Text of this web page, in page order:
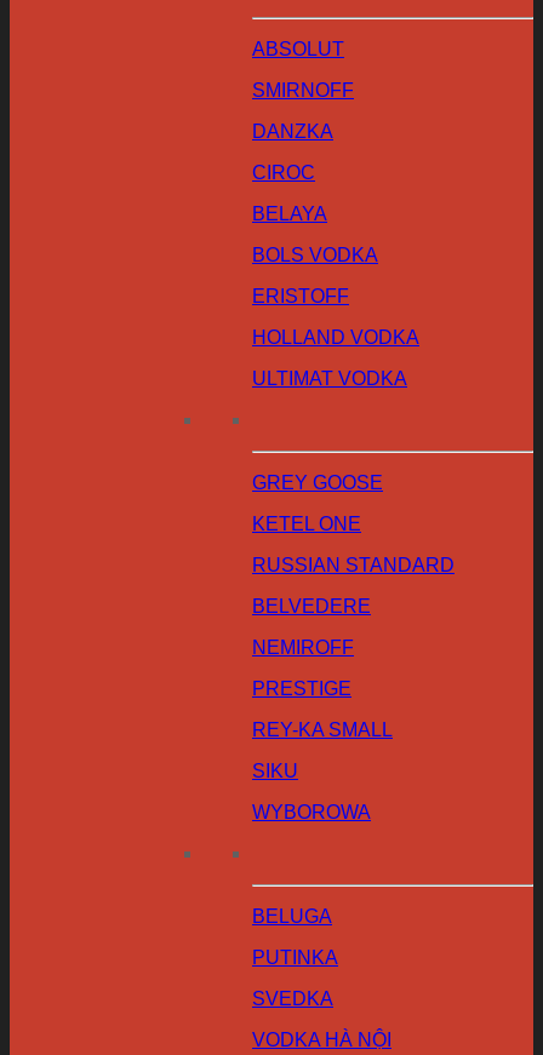
ABSOLUT
SMIRNOFF
DANZKA
CIROC
BELAYA
BOLS VODKA
ERISTOFF
HOLLAND VODKA
ULTIMAT VODKA
GREY GOOSE
KETEL ONE
RUSSIAN STANDARD
BELVEDERE
NEMIROFF
PRESTIGE
REY-KA SMALL
SIKU
WYBOROWA
BELUGA
PUTINKA
SVEDKA
VODKA HÀ NỘI